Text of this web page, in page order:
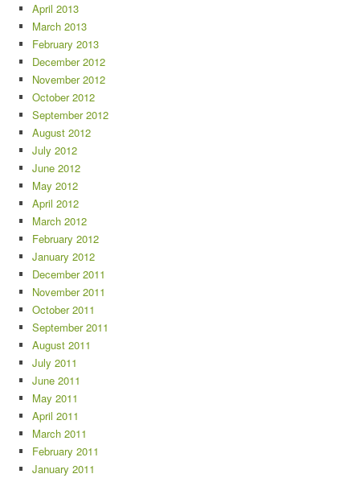
April 2013
March 2013
February 2013
December 2012
November 2012
October 2012
September 2012
August 2012
July 2012
June 2012
May 2012
April 2012
March 2012
February 2012
January 2012
December 2011
November 2011
October 2011
September 2011
August 2011
July 2011
June 2011
May 2011
April 2011
March 2011
February 2011
January 2011